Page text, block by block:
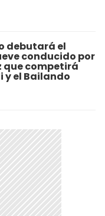
debutará el
conducido por
que competirá
y el Bailando